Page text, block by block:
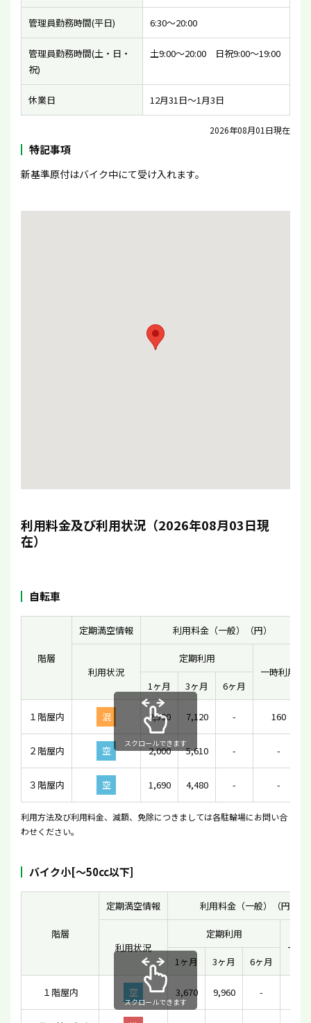
管理員勤務時間(平日) 6:30〜20:00
管理員勤務時間(土・日・
祝)
土9:00〜20:00 日祝9:00〜19:00
休業日 12月31日〜1月3日
2026年08月01日現在
特記事項
新基準原付はバイク中にて受け入れます。
利用料金及び利用状況（2026年08月03日現
在）
自転車
階層
定期満空情報 利用料金（一般）（円）
利用状況
定期利用
一時利用
1ヶ月
3ヶ月 6ヶ月
１階屋内 混 2,390 7,120 - 160
２階屋内 空 2,000 5,610 - -
３階屋内 空 1,690 4,480 - -
スクロールできます
利用方法及び利用料金、減額、免除につきましては各駐輪場にお問い合
わせください。
バイク小[〜50cc以下]
階層
定期満空情報 利用料金（一般）（円）
利用状況
定期利用
一時
1ヶ月
3ヶ月 6ヶ月
１階屋内 空 3,670 9,960 -
スクロールできます